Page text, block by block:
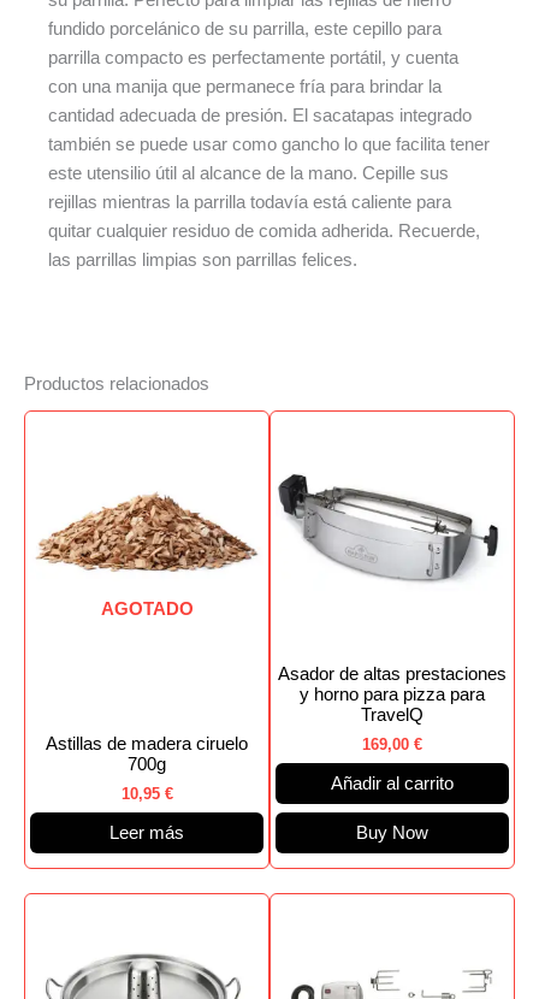
fundido porcelánico de su parrilla, este cepillo para
parrilla compacto es perfectamente portátil, y cuenta
con una manija que permanece fría para brindar la
cantidad adecuada de presión. El sacatapas integrado
también se puede usar como gancho lo que facilita tener
este utensilio útil al alcance de la mano. Cepille sus
rejillas mientras la parrilla todavía está caliente para
quitar cualquier residuo de comida adherida. Recuerde,
las parrillas limpias son parrillas felices.
Productos relacionados
AGOTADO
Astillas de madera ciruelo
700g
10,95 €
Leer más
Asador de altas prestaciones
y horno para pizza para
TravelQ
169,00 €
Añadir al carrito
Buy Now